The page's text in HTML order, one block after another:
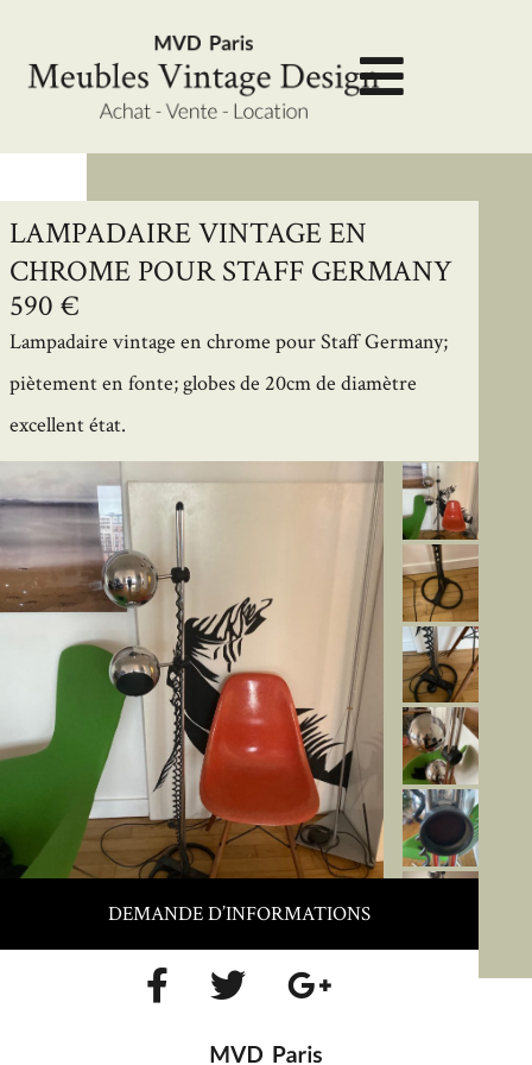
LAMPADAIRE VINTAGE EN
CHROME POUR STAFF GERMANY
590 €
Lampadaire vintage en chrome pour Staff Germany;
piètement en fonte; globes de 20cm de diamètre
excellent état.
DEMANDE D’INFORMATIONS